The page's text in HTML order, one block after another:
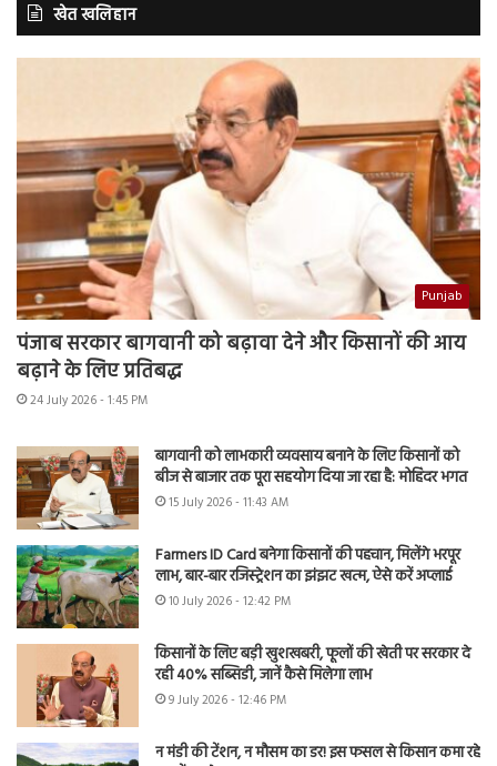
खेत खलिहान
Punjab
पंजाब सरकार बागवानी को बढ़ावा देने और किसानों की आय
बढ़ाने के लिए प्रतिबद्ध
24 July 2026 - 1:45 PM
बागवानी को लाभकारी व्यवसाय बनाने के लिए किसानों को
बीज से बाजार तक पूरा सहयोग दिया जा रहा है: मोहिंदर भगत
15 July 2026 - 11:43 AM
Farmers ID Card बनेगा किसानों की पहचान, मिलेंगे भरपूर
लाभ, बार-बार रजिस्ट्रेशन का झंझट खत्म, ऐसे करें अप्लाई
10 July 2026 - 12:42 PM
किसानों के लिए बड़ी खुशखबरी, फूलों की खेती पर सरकार दे
रही 40% सब्सिडी, जानें कैसे मिलेगा लाभ
9 July 2026 - 12:46 PM
न मंडी की टेंशन, न मौसम का डर! इस फसल से किसान कमा रहे